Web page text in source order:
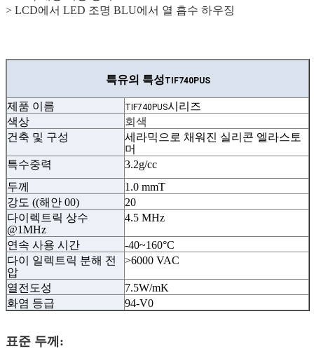
> LCD에서 LED 조명 BLU에서 열 흡수 하우징
특유의 특성TIF740PUS
제품 이름 TIF740PUS시리즈
색상
회색
건축 및 구성
세라믹으로 채워진 실리콘 엘라스토
머
특수중력
3.2g/cc
두께
1.0 mmT
강도 ((해안 00)
20
다이렉트릭 상수
@1MHz
4.5 MHz
연속 사용 시간
-40~160°C
다이 일렉트릭 분해 전
압
>6000 VAC
열전도성
7.5W/mK
화염 등급
94-V0
표준 두께: